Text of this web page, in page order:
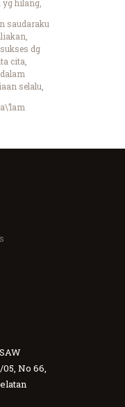
yg hilang,
saudaraku
dg
cita,
selalu,
No 66,